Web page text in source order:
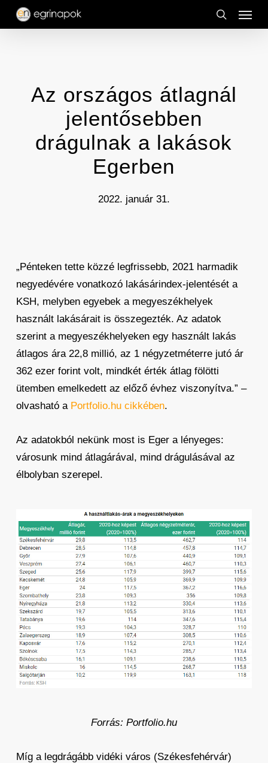
Skip
search
Menu
Az országos átlagnál
jelentősebben
drágulnak a lakások
Egerben
2022. január 31.
„Pénteken tette közzé legfrissebb, 2021 harmadik
negyedévére vonatkozó lakásárindex-jelentését a
KSH, melyben egyebek a megyeszékhelyek
használt lakásárait is összegezték. Az adatok
szerint a megyeszékhelyeken egy használt lakás
átlagos ára 22,8 millió, az 1 négyzetméterre jutó ár
362 ezer forint volt, mindkét érték átlag fölötti
ütemben emelkedett az előző évhez viszonyítva.” –
olvasható a Portfolio.hu cikkében.
Az adatokból nekünk most is Eger a lényeges:
városunk mind átlagárával, mind drágulásával az
élbolyban szerepel.
Forrás: Portfolio.hu
Míg a legdrágább vidéki város (Székesfehérvár)